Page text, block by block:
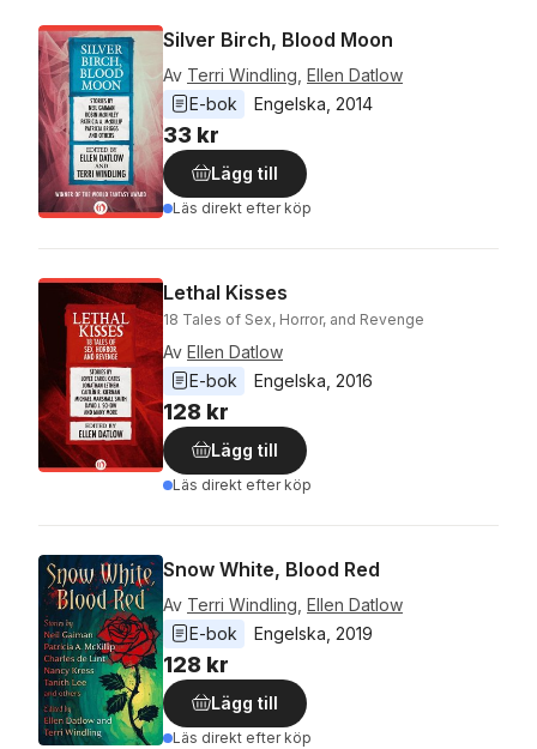
Silver Birch, Blood Moon
Av Terri Windling Ellen Datlow
E-bok
Engelska 2014
33 kr
Lägg till
Läs direkt efter köp
Lethal Kisses
18 Tales of Sex, Horror, and Revenge
Av Ellen Datlow
E-bok
Engelska 2016
128 kr
Lägg till
Läs direkt efter köp
Snow White, Blood Red
Av Terri Windling Ellen Datlow
E-bok
Engelska 2019
128 kr
Lägg till
Läs direkt efter köp